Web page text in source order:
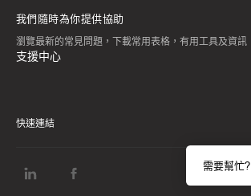
我們隨時為你提供協助
瀏覽最新的常見問題，下載常用表格，有用工具及資訊
支援中心
快速連結
需要幫忙?